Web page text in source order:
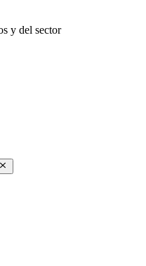
y del sector